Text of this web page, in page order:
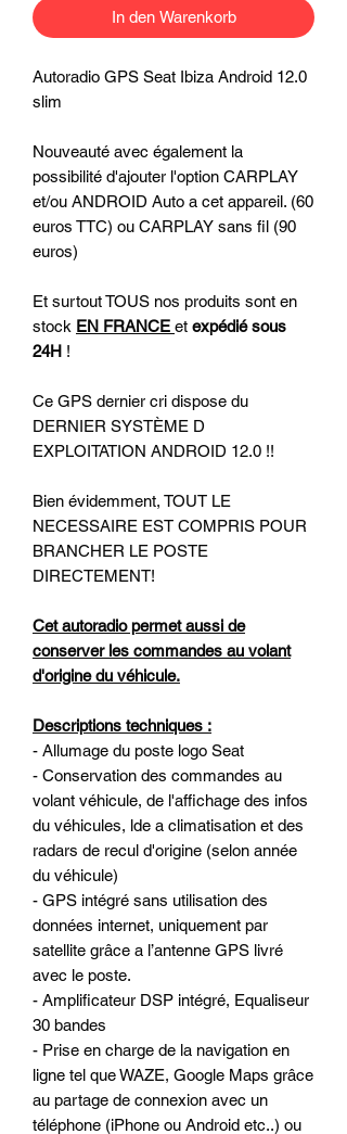
In den Warenkorb
Autoradio GPS Seat Ibiza Android 12.0
slim
Nouveauté avec également la
possibilité d'ajouter l'option CARPLAY
et/ou ANDROID Auto a cet appareil. (60
euros TTC) ou CARPLAY sans fil (90
euros)
Et surtout TOUS nos produits sont en
stock EN FRANCE et expédié sous
24H !
Ce GPS dernier cri dispose du
DERNIER SYSTÈME D
EXPLOITATION ANDROID 12.0 !!
Bien évidemment, TOUT LE
NECESSAIRE EST COMPRIS POUR
BRANCHER LE POSTE
DIRECTEMENT!
Cet autoradio permet aussi de
conserver les commandes au volant
d'origine du véhicule.
Descriptions techniques :
- Allumage du poste logo Seat
- Conservation des commandes au
volant véhicule, de l'affichage des infos
du véhicules, lde a climatisation et des
radars de recul d'origine (selon année
du véhicule)
- GPS intégré sans utilisation des
données internet, uniquement par
satellite grâce a l’antenne GPS livré
avec le poste.
- Amplificateur DSP intégré, Equaliseur
30 bandes
- Prise en charge de la navigation en
ligne tel que WAZE, Google Maps grâce
au partage de connexion avec un
téléphone (iPhone ou Android etc..) ou